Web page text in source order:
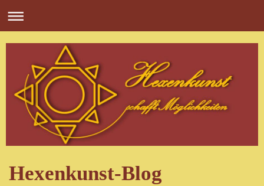
Hexenkunst-Blog